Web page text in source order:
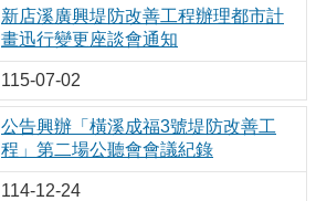
新店溪廣興堤防改善工程辦理都市計
畫迅行變更座談會通知
115-07-02
公告興辦「橫溪成福3號堤防改善工
程」第二場公聽會會議紀錄
114-12-24